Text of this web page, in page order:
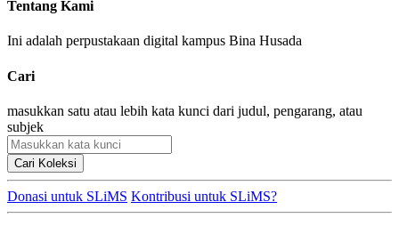
Tentang Kami
Ini adalah perpustakaan digital kampus Bina Husada
Cari
masukkan satu atau lebih kata kunci dari judul, pengarang, atau
subjek
Cari Koleksi
Donasi untuk SLiMS Kontribusi untuk SLiMS?